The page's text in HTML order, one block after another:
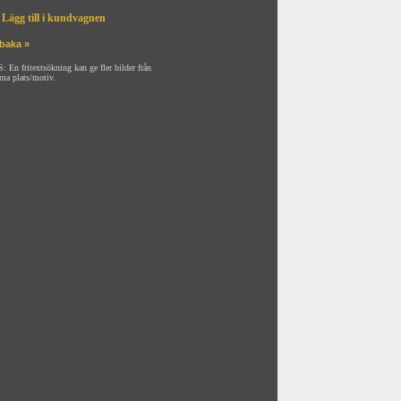
Lägg till i kundvagnen
»
En fritextsökning kan ge fler bilder från
plats/motiv.